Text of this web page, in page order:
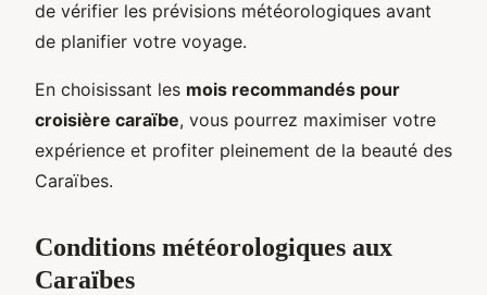
de vérifier les prévisions météorologiques avant
de planifier votre voyage.
En choisissant les mois recommandés pour
croisière caraïbe, vous pourrez maximiser votre
expérience et profiter pleinement de la beauté des
Caraïbes.
Conditions météorologiques aux
Caraïbes